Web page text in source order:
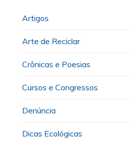
Artigos
Arte de Reciclar
Crônicas e Poesias
Cursos e Congressos
Denúncia
Dicas Ecológicas